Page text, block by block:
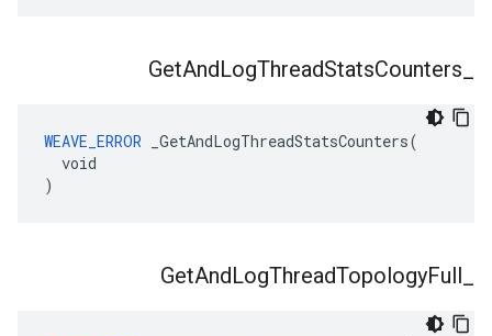
GetAndLogThreadStatsCounters
WEAVE_ERROR _GetAndLogThreadStatsCounters(
  void
)
GetAndLogThreadTopologyFull